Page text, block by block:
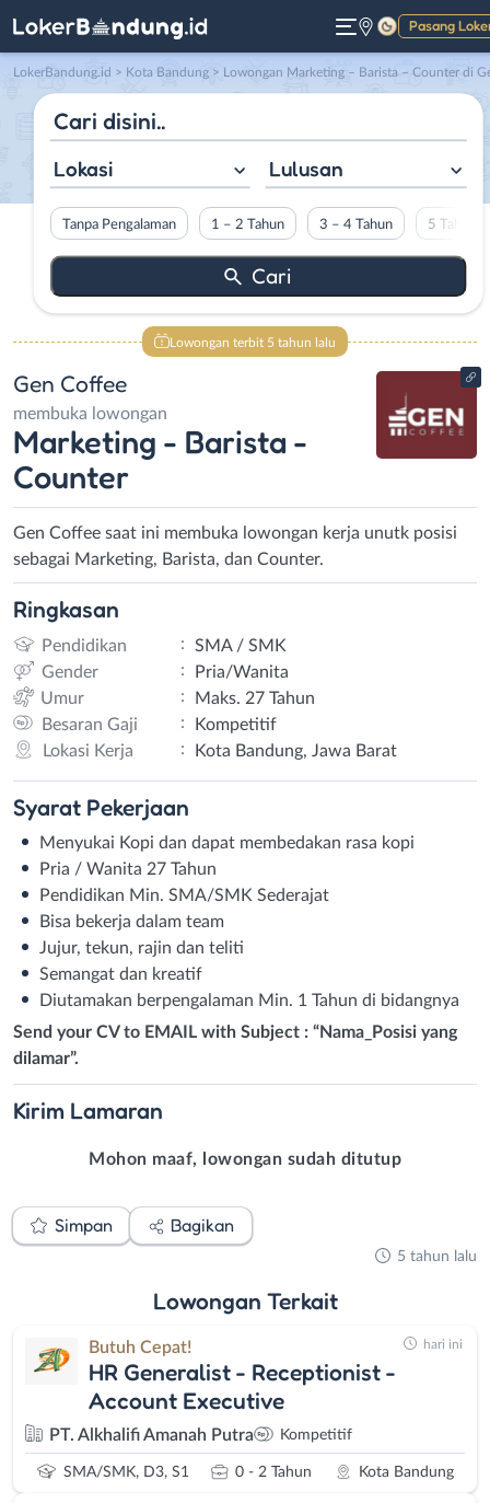
Pasang
Gelap
LokerBandung.id > Kota Bandung > Lowongan Marketing – Barista – Counter di Gen
Lokasi Lulusan
Tanpa Pengalaman 1 – 2 Tahun 3 – 4 Tahun 5 Tahun
Lowongan terbit 5 tahun lalu
Gen Coffee
membuka lowongan
Marketing - Barista -
Counter
Gen Coffee saat ini membuka lowongan kerja unutk posisi
sebagai Marketing, Barista, dan Counter.
Ringkasan
Pendidikan :
SMA / SMK
Gender
:
Pria/Wanita
Umur
:
Maks. 27 Tahun
Besaran Gaji
:
Kompetitif
Lokasi Kerja
: Kota Bandung, Jawa Barat
Syarat Pekerjaan
Menyukai Kopi dan dapat membedakan rasa kopi
Pria / Wanita 27 Tahun
Pendidikan Min. SMA/SMK Sederajat
Bisa bekerja dalam team
Jujur, tekun, rajin dan teliti
Semangat dan kreatif
Diutamakan berpengalaman Min. 1 Tahun di bidangnya
Send your CV to EMAIL with Subject : “Nama_Posisi yang
dilamar”.
Kirim Lamaran
Mohon maaf, lowongan sudah ditutup
Simpan Bagikan
5 tahun lalu
Lowongan Terkait
Butuh Cepat!
HR Generalist - Receptionist -
Account Executive
PT. Alkhalifi Amanah Putra Kompetitif
SMA/SMK, D3, S1 0 - 2 Tahun Kota Bandung
hari ini